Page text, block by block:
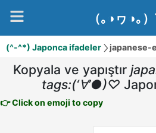
（｡◑ヮ◑｡
(^-^*) Japonca ifadeler japanese-
Kopyala ve yapıştır
tags:(‘∀’●)♡
👉 Click on emoji to copy